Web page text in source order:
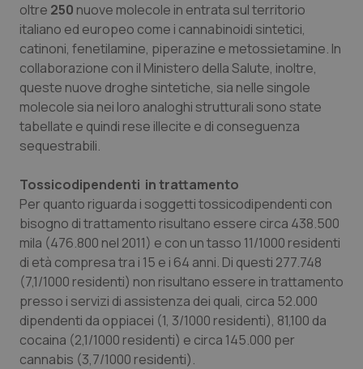
oltre 250 nuove molecole in entrata sul territorio
italiano ed europeo come i cannabinoidi sintetici,
catinoni, fenetilamine, piperazine e metossietamine. In
collaborazione con il Ministero della Salute, inoltre,
queste nuove droghe sintetiche, sia nelle singole
molecole sia nei loro analoghi strutturali sono state
tabellate e quindi rese illecite e di conseguenza
sequestrabili.
Tossicodipendenti in trattamento
Per quanto riguarda i soggetti tossicodipendenti con
bisogno di trattamento risultano essere circa 438.500
mila (476.800 nel 2011) e con un tasso 11/1000 residenti
di età compresa tra i 15 e i 64 anni. Di questi 277.748
(7,1/1000 residenti) non risultano essere in trattamento
presso i servizi di assistenza dei quali, circa 52.000
dipendenti da oppiacei (1, 3/1000 residenti), 81,100 da
cocaina (2,1/1000 residenti) e circa 145.000 per
cannabis (3,7/1000 residenti).